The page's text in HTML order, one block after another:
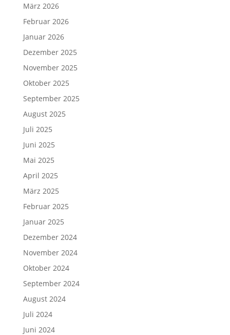
März 2026
Februar 2026
Januar 2026
Dezember 2025
November 2025
Oktober 2025
September 2025
August 2025
Juli 2025
Juni 2025
Mai 2025
April 2025
März 2025
Februar 2025
Januar 2025
Dezember 2024
November 2024
Oktober 2024
September 2024
August 2024
Juli 2024
Juni 2024